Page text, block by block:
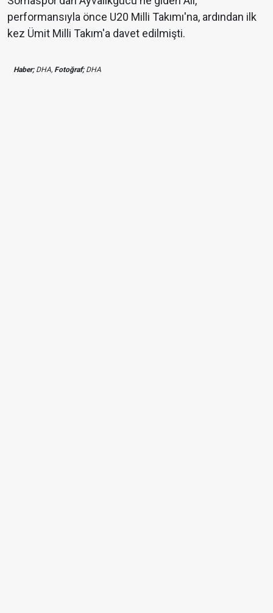
performansıyla önce U20 Milli Takımı'na, ardından ilk
kez Ümit Milli Takım'a davet edilmişti.
Haber;DHA, Fotoğraf;DHA